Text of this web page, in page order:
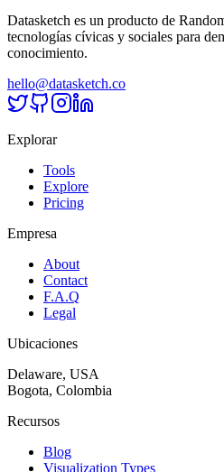
Datasketch es un producto de
tecnologías cívicas y sociales para
conocimiento.
hello@datasketch.co
Explorar
Tools
Explore
Pricing
Empresa
About
Contact
F.A.Q
Legal
Ubicaciones
Delaware, USA
Bogota, Colombia
Recursos
Blog
Visualization Types